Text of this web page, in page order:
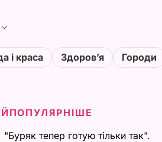
і краса Здоровʼя Городи
"Буряк тепер готую тільки так".